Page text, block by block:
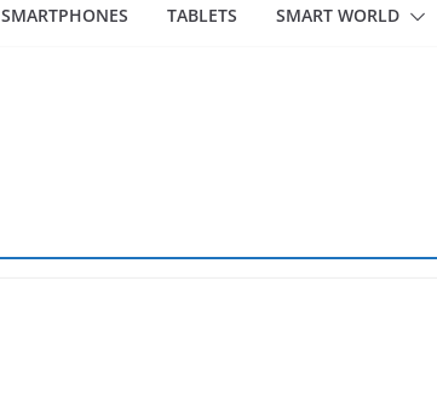
SMARTPHONES TABLETS SMART WORLD